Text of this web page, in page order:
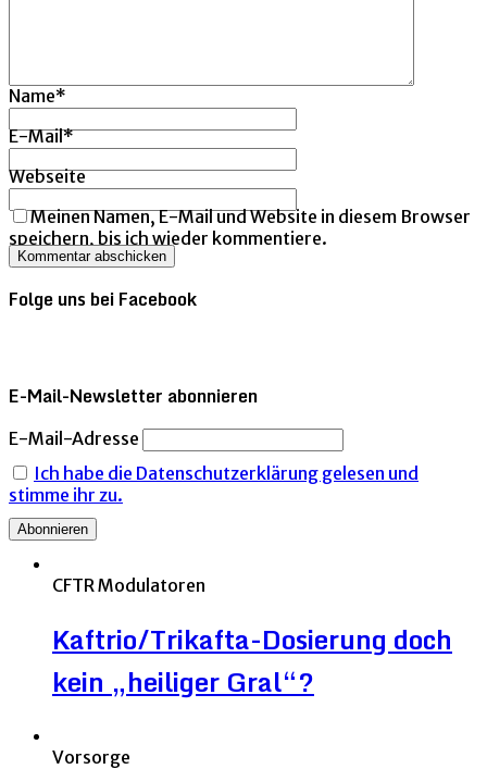
Name*
E-Mail*
Webseite
Meinen Namen, E-Mail und Website in diesem Browser
speichern, bis ich wieder kommentiere.
Folge uns bei Facebook
E-Mail-Newsletter abonnieren
E-Mail-Adresse
Ich habe die Datenschutzerklärung gelesen und
stimme ihr zu.
CFTR Modulatoren
Kaftrio/Trikafta-Dosierung doch
kein „heiliger Gral“?
Vorsorge